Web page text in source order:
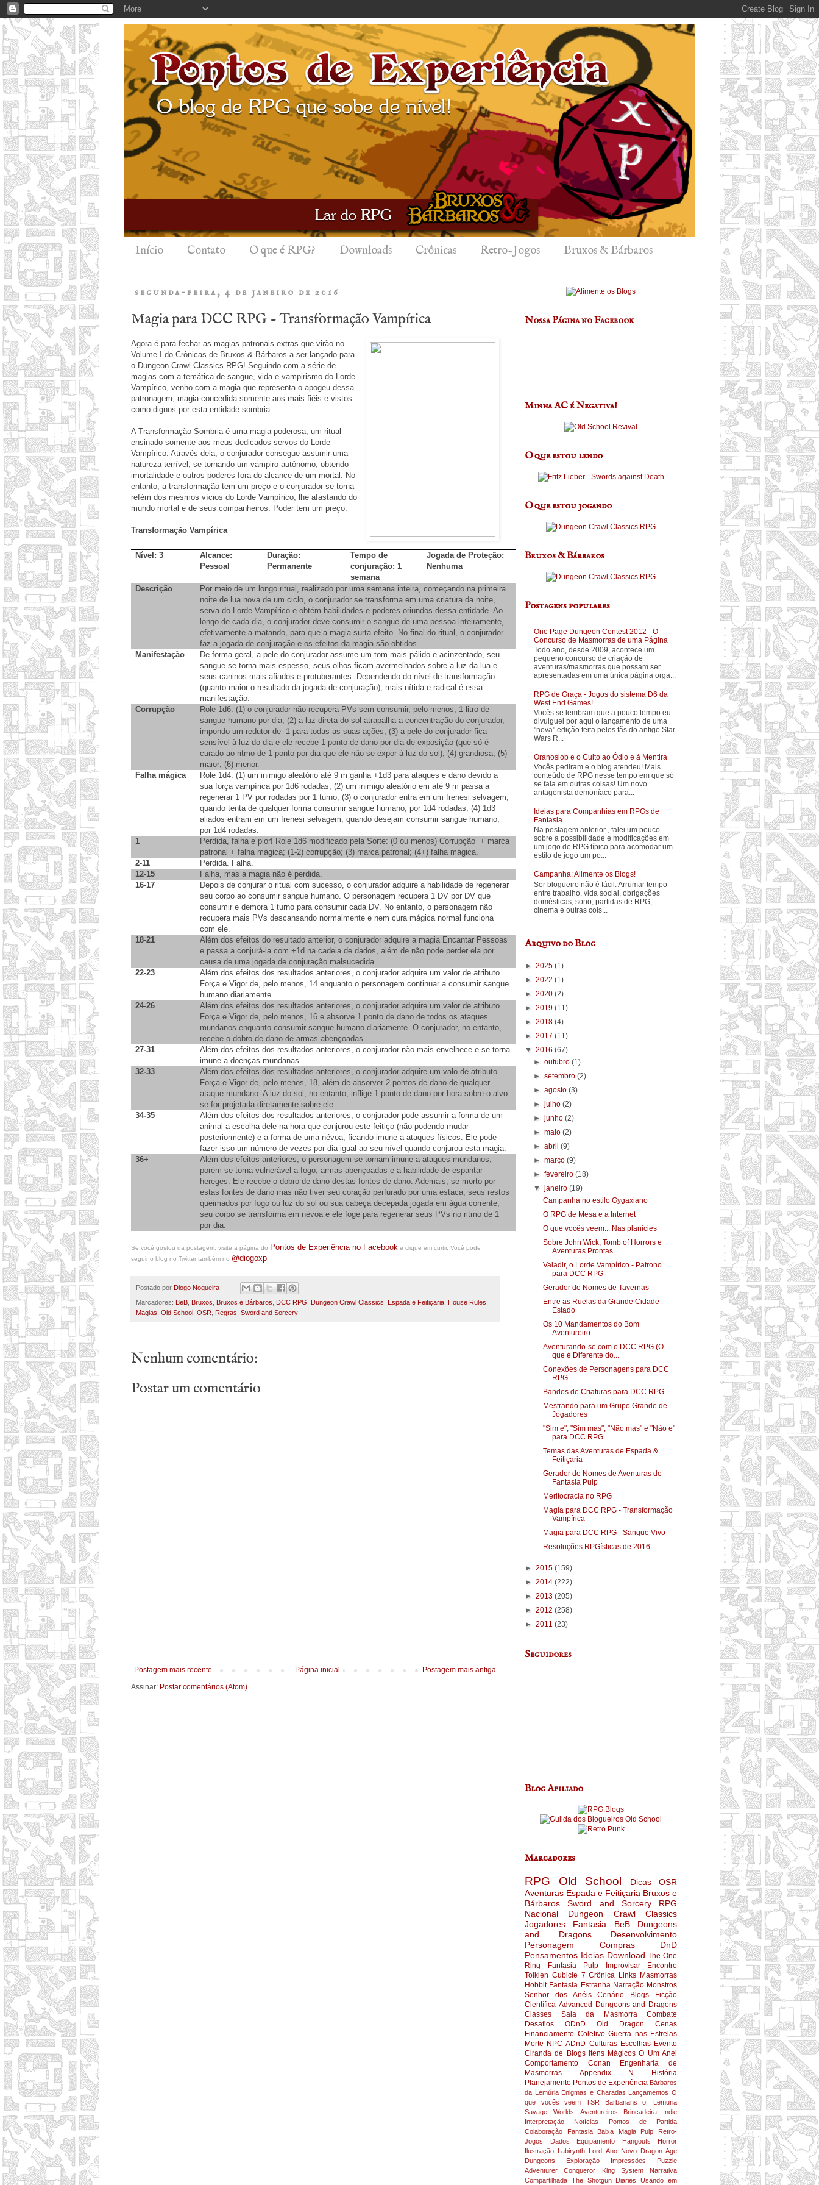
Início Contato O que é RPG? Downloads Crônicas Retro-Jogos Bruxos & Bárbaros
segunda-feira, 4 de janeiro de 2016
Magia para DCC RPG - Transformação Vampírica
Agora é para fechar as magias patronais extras que virão no
Volume I do Crônicas de Bruxos & Bárbaros a ser lançado para
o Dungeon Crawl Classics RPG! Seguindo com a série de
magias com a temática de sangue, vida e vampirismo do Lorde
Vampírico, venho com a magia que representa o apogeu dessa
patronagem, magia concedida somente aos mais fiéis e vistos
como dignos por esta entidade sombria.
A Transformação Sombria é uma magia poderosa, um ritual
ensinado somente aos meus dedicados servos do Lorde
Vampírico. Através dela, o conjurador consegue assumir uma
natureza terrível, se tornando um vampiro autônomo, obtendo
imortalidade e outros poderes fora do alcance de um mortal. No
entanto, a transformação tem um preço e o conjurador se torna
refém dos mesmos vícios do Lorde Vampírico, lhe afastando do
mundo mortal e de seus companheiros. Poder tem um preço.
Transformação Vampírica
Nível: 3
Alcance:
Pessoal
Duração:
Permanente
Tempo de
conjuração: 1
semana
Jogada de Proteção:
Nenhuma
Descrição
Por meio de um longo ritual, realizado por uma semana inteira, começando na primeira
noite de lua nova de um ciclo, o conjurador se transforma em uma criatura da noite,
serva do Lorde Vampírico e obtém habilidades e poderes oriundos dessa entidade. Ao
longo de cada dia, o conjurador deve consumir o sangue de uma pessoa inteiramente,
efetivamente a matando, para que a magia surta efeito. No final do ritual, o conjurador
faz a jogada de conjuração e os efeitos da magia são obtidos.
Manifestação
De forma geral, a pele do conjurador assume um tom mais pálido e acinzentado, seu
sangue se torna mais espesso, seus olhos ficam avermelhados sobre a luz da lua e
seus caninos mais afiados e protuberantes. Dependendo do nível de transformação
(quanto maior o resultado da jogada de conjuração), mais nítida e radical é essa
manifestação.
Corrupção
Role 1d6: (1) o conjurador não recupera PVs sem consumir, pelo menos, 1 litro de
sangue humano por dia; (2) a luz direta do sol atrapalha a concentração do conjurador,
impondo um redutor de -1 para todas as suas ações; (3) a pele do conjurador fica
sensível à luz do dia e ele recebe 1 ponto de dano por dia de exposição (que só é
curado ao ritmo de 1 ponto por dia que ele não se expor à luz do sol); (4) grandiosa; (5)
maior; (6) menor.
Falha mágica
Role 1d4: (1) um inimigo aleatório até 9 m ganha +1d3 para ataques e dano devido a
sua força vampírica por 1d6 rodadas; (2) um inimigo aleatório em até 9 m passa a
regenerar 1 PV por rodadas por 1 turno; (3) o conjurador entra em um frenesi selvagem,
quando tenta de qualquer forma consumir sangue humano, por 1d4 rodadas; (4) 1d3
aliados entram em um frenesi selvagem, quando desejam consumir sangue humano,
por 1d4 rodadas.
1
Perdida, falha e pior! Role 1d6 modificado pela Sorte: (0 ou menos) Corrupção + marca
patronal + falha mágica; (1-2) corrupção; (3) marca patronal; (4+) falha mágica.
2-11
Perdida. Falha.
12-15
Falha, mas a magia não é perdida.
16-17
Depois de conjurar o ritual com sucesso, o conjurador adquire a habilidade de regenerar
seu corpo ao consumir sangue humano. O personagem recupera 1 DV por DV que
consumir e demora 1 turno para consumir cada DV. No entanto, o personagem não
recupera mais PVs descansando normalmente e nem cura mágica normal funciona
com ele.
18-21
Além dos efeitos do resultado anterior, o conjurador adquire a magia Encantar Pessoas
e passa a conjurá-la com +1d na cadeia de dados, além de não pode perder ela por
causa de uma jogada de conjuração malsucedida.
22-23
Além dos efeitos dos resultados anteriores, o conjurador adquire um valor de atributo
Força e Vigor de, pelo menos, 14 enquanto o personagem continuar a consumir sangue
humano diariamente.
24-26
Além dos efeitos dos resultados anteriores, o conjurador adquire um valor de atributo
Força e Vigor de, pelo menos, 16 e absorve 1 ponto de dano de todos os ataques
mundanos enquanto consumir sangue humano diariamente. O conjurador, no entanto,
recebe o dobro de dano de armas abençoadas.
27-31
Além dos efeitos dos resultados anteriores, o conjurador não mais envelhece e se torna
imune a doenças mundanas.
32-33
Além dos efeitos dos resultados anteriores, o conjurador adquire um valo de atributo
Força e Vigor de, pelo menos, 18, além de absorver 2 pontos de dano de qualquer
ataque mundano. A luz do sol, no entanto, inflige 1 ponto de dano por hora sobre o alvo
se for projetada diretamente sobre ele.
34-35
Além dos efeitos dos resultados anteriores, o conjurador pode assumir a forma de um
animal a escolha dele na hora que conjurou este feitiço (não podendo mudar
posteriormente) e a forma de uma névoa, ficando imune a ataques físicos. Ele pode
fazer isso um número de vezes por dia igual ao seu nível quando conjurou esta magia.
36+
Além dos efeitos anteriores, o personagem se tornam imune a ataques mundanos,
porém se torna vulnerável a fogo, armas abençoadas e a habilidade de espantar
hereges. Ele recebe o dobro de dano destas fontes de dano. Ademais, se morto por
estas fontes de dano mas não tiver seu coração perfurado por uma estaca, seus restos
queimados por fogo ou luz do sol ou sua cabeça decepada jogada em água corrente,
seu corpo se transforma em névoa e ele foge para regenerar seus PVs no ritmo de 1
por dia.
Se você gostou da postagem, visite a página do Pontos de Experiência no Facebook e clique em curtir. Você pode
seguir o blog no Twitter também no @diogoxp
Postado por Diogo Nogueira
Marcadores: BeB Bruxos Bruxos e Bárbaros DCC RPG Dungeon Crawl Classics Espada e Feitiçaria House Rules
Magias Old School OSR Regras Sword and Sorcery
Nenhum comentário:
Postar um comentário
Postagem mais recente Postagem mais antiga
Página inicial
Assinar: Postar comentários (Atom)
Nossa Página no Facebook
Minha AC é Negativa!
O que estou lendo
O que estou jogando
Bruxos & Bárbaros
Postagens populares
One Page Dungeon Contest 2012 - O
Concurso de Masmorras de uma Página
Todo ano, desde 2009, acontece um
pequeno concurso de criação de
aventuras/masmorras que possam ser
apresentadas em uma única página orga...
RPG de Graça - Jogos do sistema D6 da
West End Games!
Vocês se lembram que a pouco tempo eu
divulguei por aqui o lançamento de uma
"nova" edição feita pelos fãs do antigo Star
Wars R...
Oranoslob e o Culto ao Ódio e à Mentira
Vocês pediram e o blog atendeu! Mais
conteúdo de RPG nesse tempo em que só
se fala em outras coisas! Um novo
antagonista demoníaco para...
Ideias para Companhias em RPGs de
Fantasia
Na postagem anterior , falei um pouco
sobre a possibilidade e modificações em
um jogo de RPG típico para acomodar um
estilo de jogo um po...
Campanha: Alimente os Blogs!
Ser blogueiro não é fácil. Arrumar tempo
entre trabalho, vida social, obrigações
domésticas, sono, partidas de RPG,
cinema e outras cois...
Arquivo do Blog
► 2025 (1)
► 2022 (1)
► 2020 (2)
► 2019 (11)
► 2018 (4)
► 2017 (11)
▼ 2016 (67)
►outubro(1)
►setembro(2)
►agosto(3)
►julho(2)
►junho(2)
►maio(2)
►abril(9)
►março(9)
►fevereiro(18)
▼janeiro(19)
Campanha no estilo Gygaxiano
O RPG de Mesa e a Internet
O que vocês veem... Nas planícies
Sobre John Wick, Tomb of Horrors e
Aventuras Prontas
Valadir, o Lorde Vampírico - Patrono
para DCC RPG
Gerador de Nomes de Tavernas
Entre as Ruelas da Grande Cidade-
Estado
Os 10 Mandamentos do Bom
Aventureiro
Aventurando-se com o DCC RPG (O
que é Diferente do...
Conexões de Personagens para DCC
RPG
Bandos de Criaturas para DCC RPG
Mestrando para um Grupo Grande de
Jogadores
"Sim e", "Sim mas", "Não mas" e "Não e"
para DCC RPG
Temas das Aventuras de Espada &
Feitiçaria
Gerador de Nomes de Aventuras de
Fantasia Pulp
Meritocracia no RPG
Magia para DCC RPG - Transformação
Vampírica
Magia para DCC RPG - Sangue Vivo
Resoluções RPGísticas de 2016
► 2015 (159)
► 2014 (222)
► 2013 (205)
► 2012 (258)
► 2011 (23)
Seguidores
Blog Afiliado
Marcadores
RPG Old School Dicas
OSR
Aventuras Espada e Feitiçaria Bruxos e
Bárbaros
Sword and Sorcery
RPG
Nacional
Dungeon Crawl Classics
Jogadores
Fantasia BeB
Dungeons
and Dragons
Desenvolvimento
Personagem
Compras
DnD
Pensamentos Ideias Download The One
Ring
Fantasia Pulp Improvisar
Encontro
Tolkien Cubicle 7 Crônica Links Masmorras
Hobbit Fantasia Estranha Narração Monstros
Senhor dos Anéis
Cenário Blogs
Ficção
Científica Advanced Dungeons and Dragons
Classes
Saia da Masmorra
Combate
Desafios
ODnD Old Dragon
Cenas
Financiamento Coletivo Guerra nas Estrelas
Morte NPC ADnD Culturas Escolhas Evento
Ciranda de Blogs
Itens Mágicos O Um Anel
Comportamento
Conan
Engenharia de
Masmorras
Appendix N
História
Planejamento Pontos de Experiência Bárbaros
da Lemúria Enigmas e Charadas Lançamentos O
que vocês veem
TSR
Barbarians of Lemuria
Savage Worlds
Aventureiros Brincadeira
Indie
Interpretação
Notícias
Pontos de Partida
Colaboração
Fantasia Baixa Magia Pulp
Retro-
Jogos
Dados Equipamento Hangouts
Horror
Ilustração Labirynth Lord Ano Novo Dragon Age
Dungeons
Exploração Impressões
Puzzle
Adventurer Conqueror King System
Narrativa
Compartilhada The Shotgun Diaries Usando em